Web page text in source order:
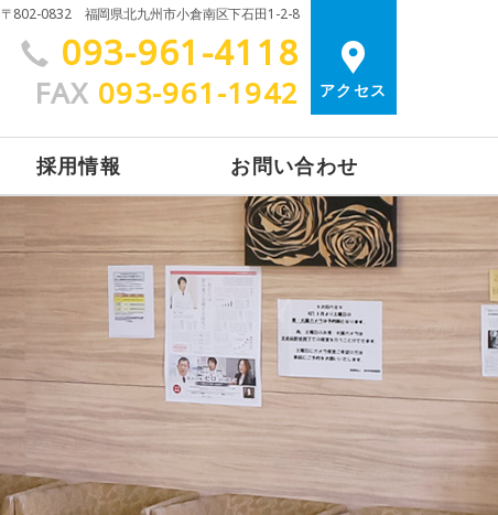
〒802-0832 福岡県北九州市小倉南区下石田1-2-8
093-961-4118
FAX 093-961-1942 アクセス
採用情報 お問い合わせ